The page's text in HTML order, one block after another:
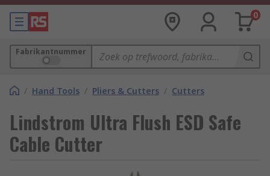
0
Fabrikantnummer
/ Hand Tools / Pliers & Cutters / Cutters
Lindstrom Ultra Flush ESD Safe
Cable Cutter